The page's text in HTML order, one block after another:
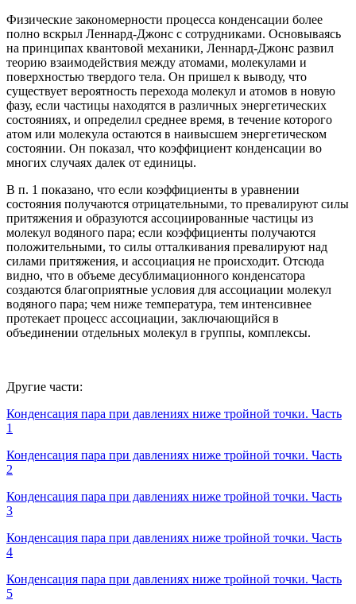
Физические закономерности процесса конденсации более
полно вскрыл Леннард-Джонс с сотрудниками. Основываясь
на принципах квантовой механики, Леннард-Джонс развил
теорию взаимодействия между атомами, молекулами и
поверхностью твердого тела. Он пришел к выводу, что
существует вероятность перехода молекул и атомов в новую
фазу, если частицы находятся в различных энергетических
состояниях, и определил среднее время, в течение которого
атом или молекула остаются в наивысшем энергетическом
состоянии. Он показал, что коэффициент конденсации во
многих случаях далек от единицы.
В п. 1 показано, что если коэффициенты в уравнении
состояния получаются отрицательными, то превалируют силы
притяжения и образуются ассоциированные частицы из
молекул водяного пара; если коэффициенты получаются
положительными, то силы отталкивания превалируют над
силами притяжения, и ассоциация не происходит. Отсюда
видно, что в объеме десублимационного конденсатора
создаются благоприятные условия для ассоциации молекул
водяного пара; чем ниже температура, тем интенсивнее
протекает процесс ассоциации, заключающийся в
объединении отдельных молекул в группы, комплексы.
Другие части:
Конденсация пара при давлениях ниже тройной точки. Часть
1
Конденсация пара при давлениях ниже тройной точки. Часть
2
Конденсация пара при давлениях ниже тройной точки. Часть
3
Конденсация пара при давлениях ниже тройной точки. Часть
4
Конденсация пара при давлениях ниже тройной точки. Часть
5